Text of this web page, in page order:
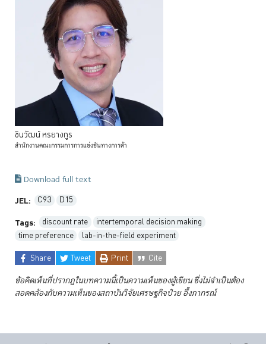
ชินวัฒน์หรยางกูร
สำนักงานคณะกรรมการการแข่งขันทางการค้า
Download full text
JEL: C93 D15
Tags: discount rate
intertemporal decision making
time preference
lab-in-the-field experiment
Share
Tweet Print Cite
ข้อคิดเห็นที่ปรากฏในบทความนี้เป็นความเห็นของผู้เขียน ซึ่งไม่จำเป็นต้อง
สอดคล้องกับความเห็นของสถาบันวิจัยเศรษฐกิจป๋วยอึ๊งภากรณ์